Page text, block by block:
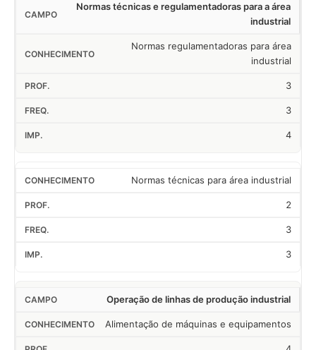
Normas técnicas e regulamentadoras para a área
industrial
Normas regulamentadoras para área
industrial
3
3
4
Normas técnicas para área industrial
2
3
3
Operação de linhas de produção industrial
Alimentação de máquinas e equipamentos